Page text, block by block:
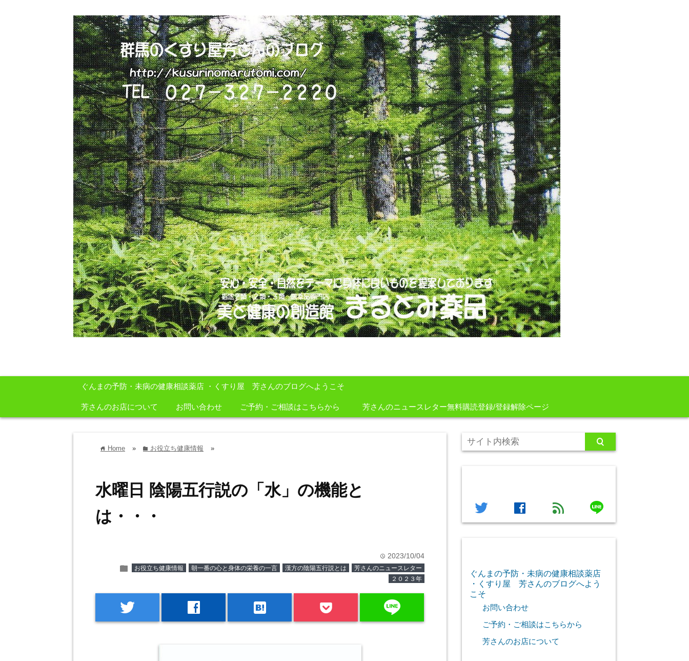
ぐんまの予防・未病の健康相談薬店 ・くすり屋 芳さんのブログへようこそ
芳さんのお店について お問い合わせ ご予約・ご相談はこちらから 芳さんのニュースレター無料購読登録/登録解除ページ
home Home » folder お役立ち健康情報 »
水曜日 陰陽五行説の「水」の機能と
は・・・
time 2023/10/04
folder お役立ち健康情報 朝一番の心と身体の栄養の一言 漢方の陰陽五行説とは
芳さんのニュースレター
２０２３年
twitter facebook hatenabookmark line
twitter facebook feed line
ぐんまの予防・未病の健康相談薬店
・くすり屋 芳さんのブログへよう
こそ
お問い合わせ
ご予約・ご相談はこちらから
芳さんのお店について